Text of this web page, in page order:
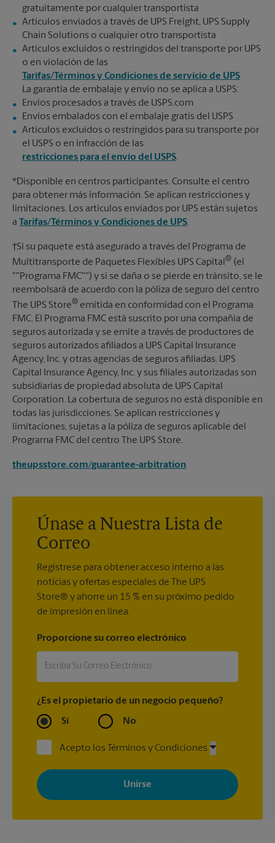
gratuitamente por cualquier transportista
Artículos enviados a través de UPS Freight, UPS Supply
Chain Solutions o cualquier otro transportista
Artículos excluidos o restringidos del transporte por UPS
o en violación de las
Tarifas/Términos y Condiciones de servicio de UPS
La garantía de embalaje y envío no se aplica a USPS:
Envíos procesados a través de USPS.com
Envíos embalados con el embalaje gratis del USPS
Artículos excluidos o restringidos para su transporte por
el USPS o en infracción de las
restricciones para el envío del USPS.
*Disponible en centros participantes. Consulte el centro
para obtener más información. Se aplican restricciones y
limitaciones. Los artículos enviados por UPS están sujetos
a Tarifas/Términos y Condiciones de UPS.
†Si su paquete está asegurado a través del Programa de
Multitransporte de Paquetes Flexibles UPS Capital® (el
""Programa FMC"") y si se daña o se pierde en tránsito, se le
reembolsará de acuerdo con la póliza de seguro del centro
The UPS Store® emitida en conformidad con el Programa
FMC. El Programa FMC está suscrito por una compañía de
seguros autorizada y se emite a través de productores de
seguros autorizados afiliados a UPS Capital Insurance
Agency, Inc. y otras agencias de seguros afiliadas. UPS
Capital Insurance Agency, Inc. y sus filiales autorizadas son
subsidiarias de propiedad absoluta de UPS Capital
Corporation. La cobertura de seguros no está disponible en
todas las jurisdicciones. Se aplican restricciones y
limitaciones, sujetas a la póliza de seguros aplicable del
Programa FMC del centro The UPS Store.
theupsstore.com/guarantee-arbitration
Únase a Nuestra Lista de
Correo
Regístrese para obtener acceso interno a las
noticias y ofertas especiales de The UPS
Store® y ahorre un 15 % en su próximo pedido
de impresión en línea.
Proporcione su correo electrónico
¿Es el propietario de un negocio pequeño?
Sí No
Acepto los Términos y Condiciones
Al registrarse, acepta recibir correos electrónicos de The UPS
Store con noticias, ofertas especiales, promociones y mensajes
adaptados a sus intereses. Puede darse de baja en cualquier
momento. Para más información, consulte nuestra política de